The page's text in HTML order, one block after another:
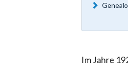
Im Jahre